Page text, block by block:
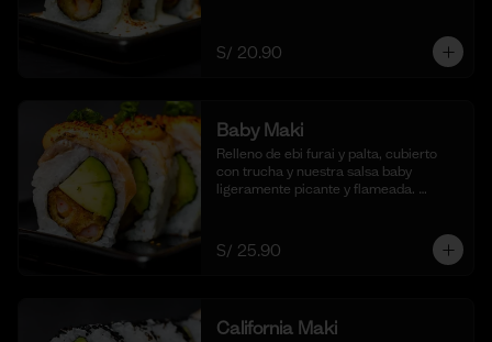
acevichada. (10 cortes).
S/ 20.90
Baby Maki
Relleno de ebi furai y palta, cubierto
con trucha y nuestra salsa baby
ligeramente picante y flameada.
S/ 25.90
California Maki